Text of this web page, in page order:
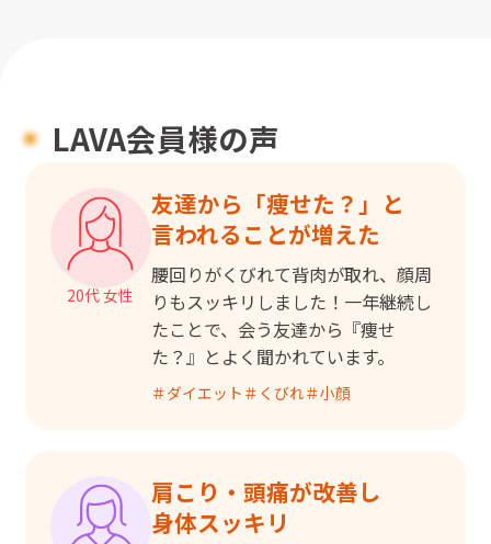
LAVA会員様の声
20代 女性
友達から「痩せた？」と
言われることが増えた
腰回りがくびれて背肉が取れ、顔周
りもスッキリしました！一年継続し
たことで、会う友達から『痩せ
た？』とよく聞かれています。
＃ダイエット ＃ くびれ＃小顔
肩こり・頭痛が改善し
身体スッキリ